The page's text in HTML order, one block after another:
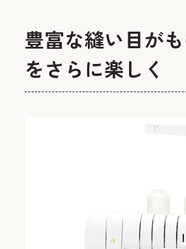
豊富な縫い目が
をさらに楽しく